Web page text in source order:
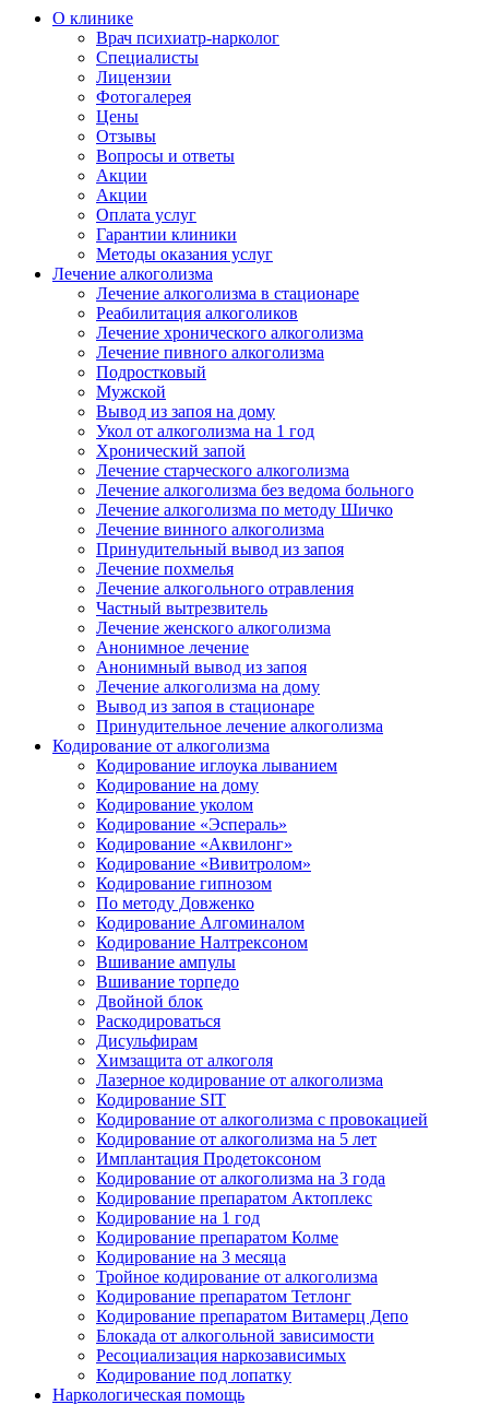
О клинике
Врач психиатр-нарколог
Специалисты
Лицензии
Фотогалерея
Цены
Отзывы
Вопросы и ответы
Акции
Акции
Оплата услуг
Гарантии клиники
Методы оказания услуг
Лечение алкоголизма
Лечение алкоголизма в стационаре
Реабилитация алкоголиков
Лечение хронического алкоголизма
Лечение пивного алкоголизма
Подростковый
Мужской
Вывод из запоя на дому
Укол от алкоголизма на 1 год
Хронический запой
Лечение старческого алкоголизма
Лечение алкоголизма без ведома больного
Лечение алкоголизма по методу Шичко
Лечение винного алкоголизма
Принудительный вывод из запоя
Лечение похмелья
Лечение алкогольного отравления
Частный вытрезвитель
Лечение женского алкоголизма
Анонимное лечение
Анонимный вывод из запоя
Лечение алкоголизма на дому
Вывод из запоя в стационаре
Принудительное лечение алкоголизма
Кодирование от алкоголизма
Кодирование иглоука лыванием
Кодирование на дому
Кодирование уколом
Кодирование «Эспераль»
Кодирование «Аквилонг»
Кодирование «Вивитролом»
Кодирование гипнозом
По методу Довженко
Кодирование Алгоминалом
Кодирование Налтрексоном
Вшивание ампулы
Вшивание торпедо
Двойной блок
Раскодироваться
Дисульфирам
Химзащита от алкоголя
Лазерное кодирование от алкоголизма
Кодирование SIT
Кодирование от алкоголизма с провокацией
Кодирование от алкоголизма на 5 лет
Имплантация Продетоксоном
Кодирование от алкоголизма на 3 года
Кодирование препаратом Актоплекс
Кодирование на 1 год
Кодирование препаратом Колме
Кодирование на 3 месяца
Тройное кодирование от алкоголизма
Кодирование препаратом Тетлонг
Кодирование препаратом Витамерц Депо
Блокада от алкогольной зависимости
Ресоциализация наркозависимых
Кодирование под лопатку
Наркологическая помощь